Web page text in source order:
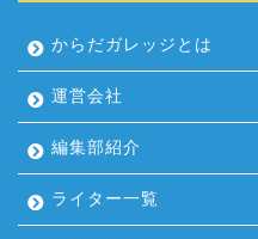
からだガレッジとは
運営会社
編集部紹介
ライター一覧